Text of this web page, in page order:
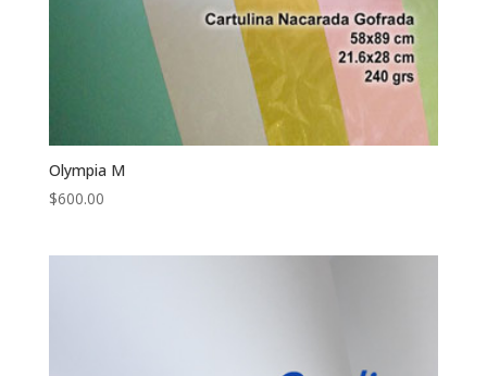
Olympia M
$600.00